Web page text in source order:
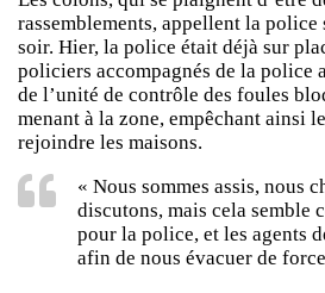
rassemblements, appellent la
soir. Hier, la police était déjà sur
policiers accompagnés de la police
de l’unité de contrôle des foules
menant à la zone, empêchant ainsi
rejoindre les maisons.
« Nous sommes assis, nous
discutons, mais cela semble
pour la police, et les agents
afin de nous évacuer de